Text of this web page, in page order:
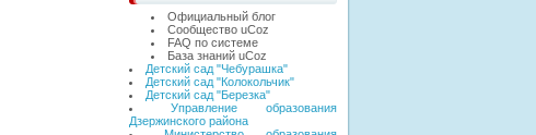
Официальный блог
Сообщество uCoz
FAQ по системе
База знаний uCoz
Детский сад "Чебурашка"
Детский сад "Колокольчик"
Детский сад "Березка"
Управление образования
Дзержинского района